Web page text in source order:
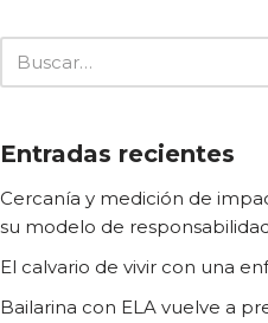
Entradas recientes
Cercanía y medición de
su modelo de
El calvario de vivir con una
Bailarina con ELA vuelve a